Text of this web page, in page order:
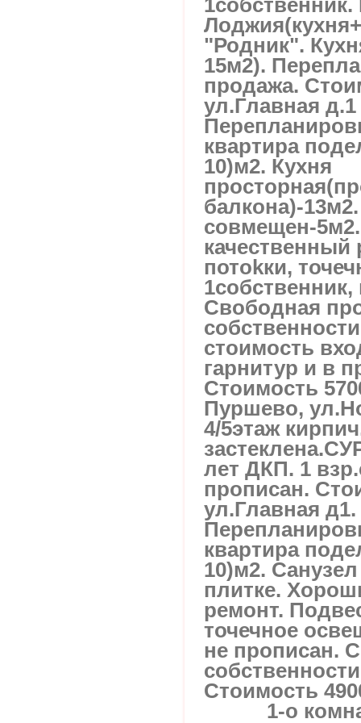
"Родник".
15м2).
продажа.
ул.Главная д.1
квартира
10)м2. Кухня
балкона)-
совмещен-
потоkки,
Свободная
стоимость
гарнитур и в
Стоимость
Пуршево,
4/5этаж
лет ДКП. 1
прописан.
ул.Главная д1.
квартира
10)м2.
плитке.
ремонт.
точечное
не прописан.
Стоимость
1-о